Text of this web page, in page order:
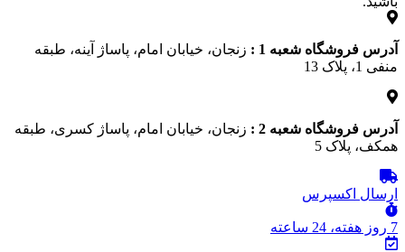
آدرس فروشگاه شعبه 1 :
زنجان، خیابان امام، پاساژ آینه، طبقه
منفی 1، پلاک 13
آدرس فروشگاه شعبه 2 :
زنجان، خیابان امام، پاساژ کسری، طبقه
همکف، پلاک 5
ارسال اکسپرس
7 روز هفته، 24 ساعته